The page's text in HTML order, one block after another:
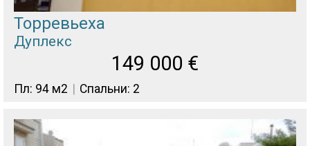
Торревьеха
Дуплекс
149 000 €
Пл: 94 м2 Спальни: 2